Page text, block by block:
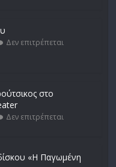
Δεν επιτρέπεται
στο
Δεν επιτρέπεται
«Η Παγωμένη